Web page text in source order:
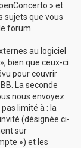
» et
sujets que vous
forum.
au logiciel
bien que ceux-ci
pour couvrir
La seconde
nous envoyez
limité à : la
(désignée ci-
sur
») et les